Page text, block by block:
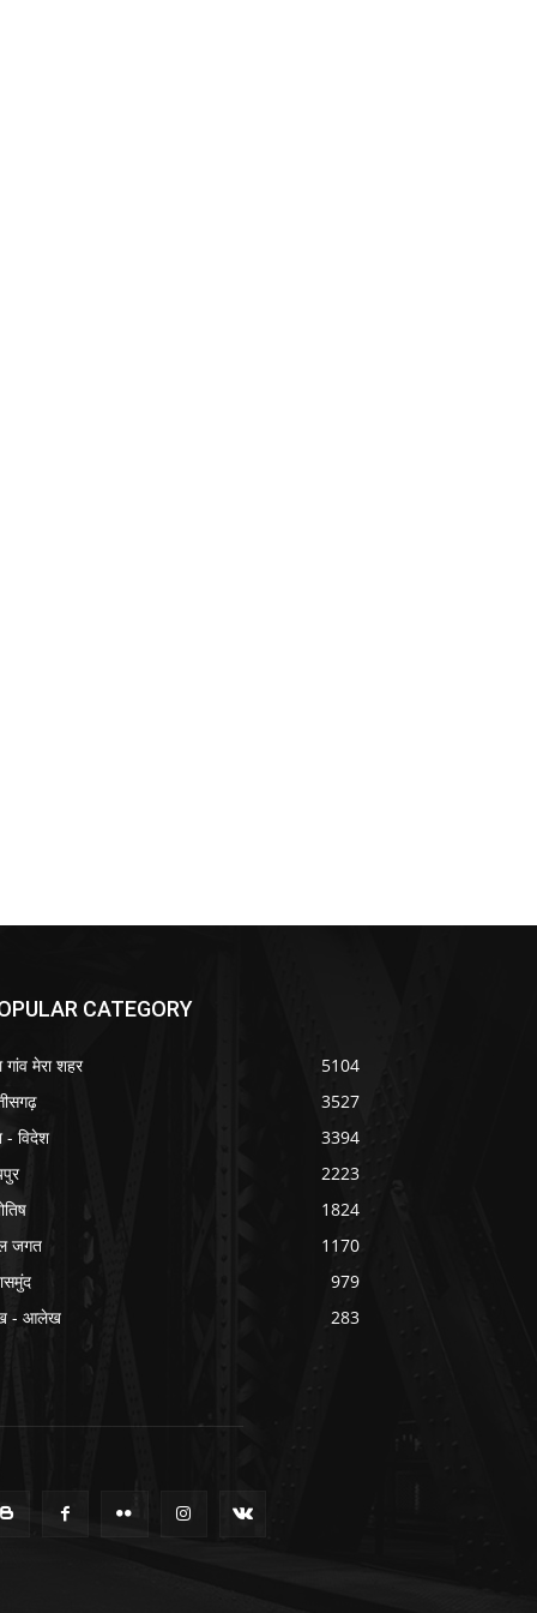
CATEGORY
गांव मेरा शहर
5104
3527
- विदेश
3394
2223
1824
जगत
1170
979
- आलेख
283